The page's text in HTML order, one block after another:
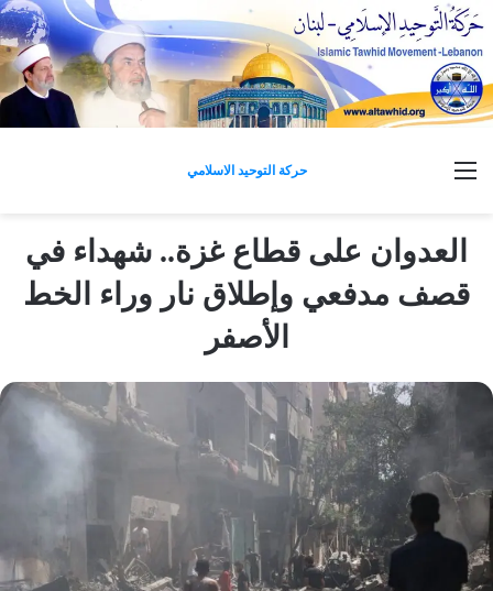
حركة التوحيد الاسلامي القائمة
العدوان على قطاع غزة.. شهداء في
قصف مدفعي وإطلاق نار وراء الخط
الأصفر